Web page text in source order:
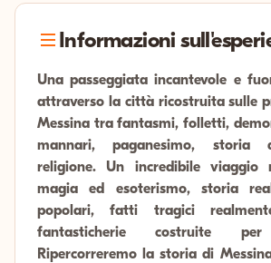
Informazioni
Una passeggiata incantevole e
attraverso la città ricostruita sulle
Messina tra fantasmi, folletti,
mannari, paganesimo, storia
religione. Un incredibile
magia ed esoterismo, storia
popolari, fatti tragici
fantasticherie costruite per
Ripercorreremo la storia di